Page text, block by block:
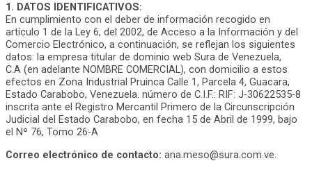
1. DATOS IDENTIFICATIVOS:
En cumplimiento con el deber de información recogido en
artículo 1 de la Ley 6, del 2002, de Acceso a la Información y del
Comercio Electrónico, a continuación, se reflejan los siguientes
datos: la empresa titular de dominio web Sura de Venezuela,
C.A (en adelante NOMBRE COMERCIAL), con domicilio a estos
efectos en Zona Industrial Pruinca Calle 1, Parcela 4, Guacara,
Estado Carabobo, Venezuela. número de C.I.F.: RIF: J-30622535-8
inscrita ante el Registro Mercantil Primero de la Circunscripción
Judicial del Estado Carabobo, en fecha 15 de Abril de 1999, bajo
el Nº 76, Tomo 26-A
Correo electrónico de contacto: ana.meso@sura.com.ve.